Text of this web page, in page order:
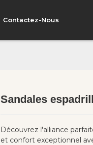
Contactez-Nous
Loading...
Loading...
Sandales
Découvrez l'alliance
et confort exceptionnel